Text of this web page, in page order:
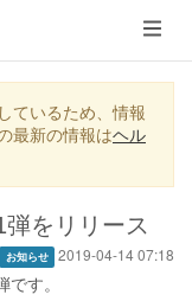
メ
ニ
ュ
ー
ているため、情報
最新の情報はヘル
をリリース
お知らせ 2019-04-14 07:18
す。